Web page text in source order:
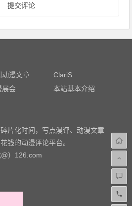
动漫文章
ClariS
展会 本站基本介绍
片化时间，写点漫评、动漫文章
钱的动漫评论平台。
）126.com